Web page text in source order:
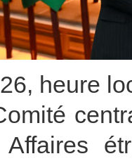
heure
Affaires